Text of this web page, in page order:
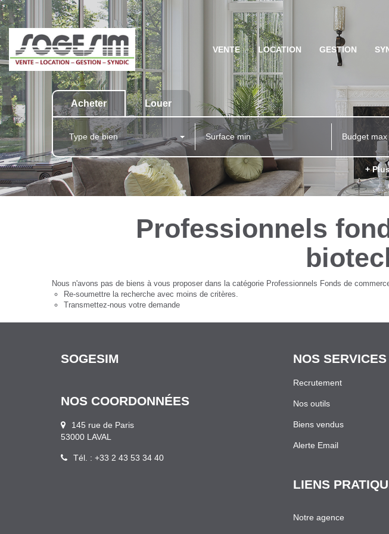
VENTE LOCATION GESTION
Acheter Louer
Type de bien
+
Professionnels
Nous n'avons pas de biens à vous proposer dans la catégorie Professionnels Fonds de
Re-soumettre la recherche avec moins de critères.
Transmettez-nous votre demande
SOGESIM
NOS COORDONNÉES
145 rue de Paris
53000 LAVAL
Tél. : +33 2 43 53 34 40
NOS SERVICES
Recrutement
Nos outils
Biens vendus
Alerte Email
LIENS
Notre agence